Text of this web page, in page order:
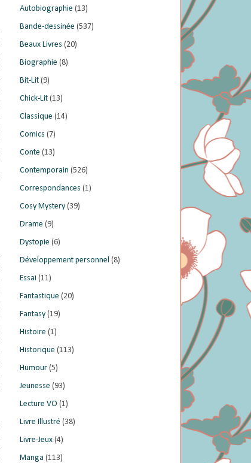
Autobiographie (13)
Bande-dessinée (537)
Beaux Livres (20)
Biographie (8)
Bit-Lit (9)
Chick-Lit (13)
Classique (14)
Comics (7)
Conte (13)
Contemporain (526)
Correspondances (1)
Cosy Mystery (39)
Drame (9)
Dystopie (6)
Développement personnel (8)
Essai (11)
Fantastique (20)
Fantasy (19)
Histoire (1)
Historique (113)
Humour (5)
Jeunesse (93)
Lecture VO (1)
Livre Illustré (38)
Livre-Jeux (4)
Manga (113)